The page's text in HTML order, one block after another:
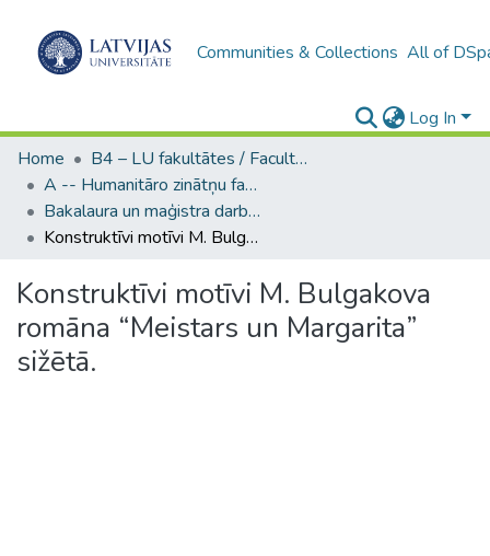
Communities & Collections All of
Log In
Home
B4 – LU fakultātes / Faculties of the UL
A -- Humanitāro zinātņu fakultāte / Faculty of Humanities
Bakalaura un maģistra darbi (HZF) / Bachelor's and Master's theses
Konstruktīvi motīvi M. Bulgakova romāna “Meistars un Margarita” sižētā.
Konstruktīvi motīvi M. Bulgakova
romāna “Meistars un Margarita”
sižētā.